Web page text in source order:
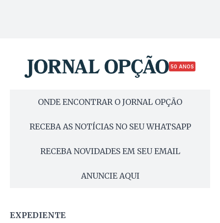
50 ANOS
ONDE ENCONTRAR O JORNAL OPÇÃO
RECEBA AS NOTÍCIAS NO SEU WHATSAPP
RECEBA NOVIDADES EM SEU EMAIL
ANUNCIE AQUI
EXPEDIENTE